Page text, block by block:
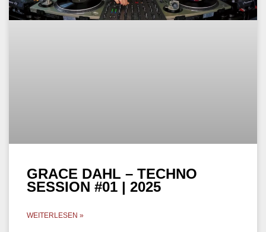
GRACE DAHL – TECHNO
SESSION #01 | 2025
WEITERLESEN »